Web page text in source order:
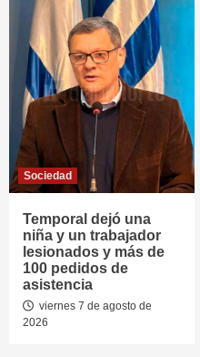
Sociedad
Temporal dejó una
niña y un trabajador
lesionados y más de
100 pedidos de
asistencia
viernes 7 de agosto de
2026